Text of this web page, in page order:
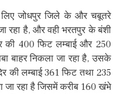
लिए जोधपुर जिले के और चबूतरे
रहा है, और वही भरतपुर के बंशी
की 400 फिट लम्बाई और 250
बाहर निकला जा रहा है, उसके
की लम्बाई 361 फिट तथा 235
जा रहा है जिसमें करीब 160 खंभे